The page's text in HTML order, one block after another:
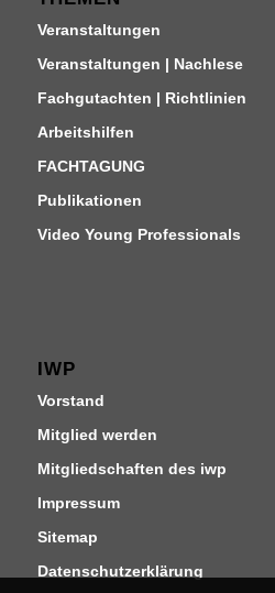
Veranstaltungen
Veranstaltungen | Nachlese
Fachgutachten | Richtlinien
Arbeitshilfen
FACHTAGUNG
Publikationen
Video Young Professionals
IWP
Vorstand
Mitglied werden
Mitgliedschaften des iwp
Impressum
Sitemap
Datenschutzerklärung